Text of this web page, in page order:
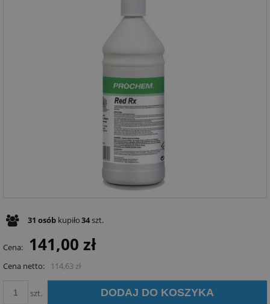
31 osób kupiło34szt.
Cena: 141,00 zł
Cena netto: 114,63 zł
szt. DODAJ DO KOSZYKA